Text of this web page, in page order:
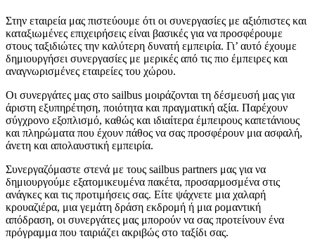
Στην εταιρεία μας πιστεύουμε ότι οι συνεργασίες με αξιόπιστες και
καταξιωμένες επιχειρήσεις είναι βασικές για να προσφέρουμε
στους ταξιδιώτες την καλύτερη δυνατή εμπειρία. Γι’ αυτό έχουμε
δημιουργήσει συνεργασίες με μερικές από τις πιο έμπειρες και
αναγνωρισμένες εταιρείες του χώρου.
Οι συνεργάτες μας στο sailbus μοιράζονται τη δέσμευσή μας για
άριστη εξυπηρέτηση, ποιότητα και πραγματική αξία. Παρέχουν
σύγχρονο εξοπλισμό, καθώς και ιδιαίτερα έμπειρους καπετάνιους
και πληρώματα που έχουν πάθος να σας προσφέρουν μια ασφαλή,
άνετη και απολαυστική εμπειρία.
Συνεργαζόμαστε στενά με τους sailbus partners μας για να
δημιουργούμε εξατομικευμένα πακέτα, προσαρμοσμένα στις
ανάγκες και τις προτιμήσεις σας. Είτε ψάχνετε μια χαλαρή
κρουαζιέρα, μια γεμάτη δράση εκδρομή ή μια ρομαντική
απόδραση, οι συνεργάτες μας μπορούν να σας προτείνουν ένα
πρόγραμμα που ταιριάζει ακριβώς στο ταξίδι σας.